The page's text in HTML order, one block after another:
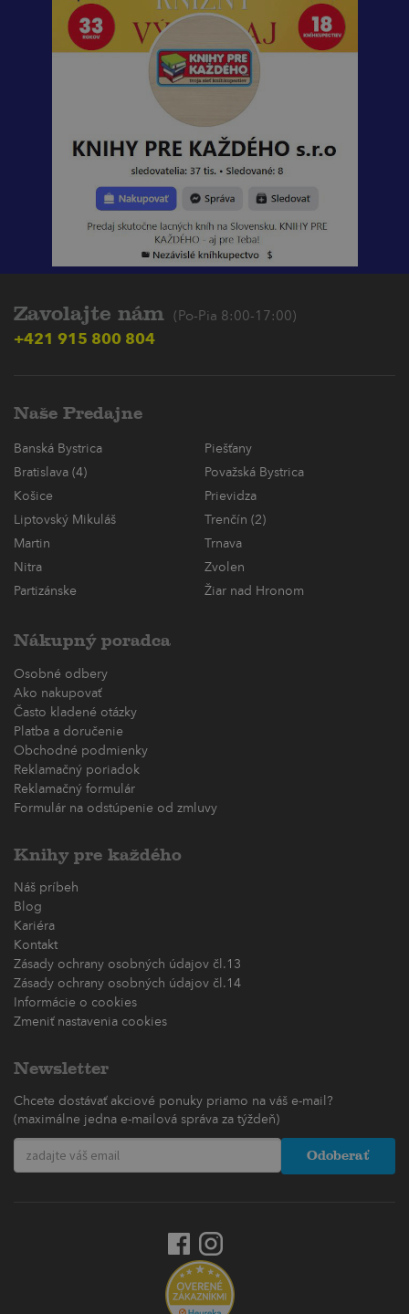
Zavolajte nám (Po-Pia 8:00-17:00)
+421 915 800 804
Naše Predajne
Banská Bystrica
Piešťany
Bratislava (4)
Považská Bystrica
Košice
Prievidza
Liptovský Mikuláš
Trenčín (2)
Martin
Trnava
Nitra
Zvolen
Partizánske
Žiar nad Hronom
Nákupný poradca
Osobné odbery
Ako nakupovať
Často kladené otázky
Platba a doručenie
Obchodné podmienky
Reklamačný poriadok
Reklamačný formulár
Formulár na odstúpenie od zmluvy
Knihy pre každého
Náš príbeh
Blog
Kariéra
Kontakt
Zásady ochrany osobných údajov čl.13
Zásady ochrany osobných údajov čl.14
Informácie o cookies
Zmeniť nastavenia cookies
Newsletter
Chcete dostávať akciové ponuky priamo na váš e-mail?
(maximálne jedna e-mailová správa za týždeň)
Odoberať